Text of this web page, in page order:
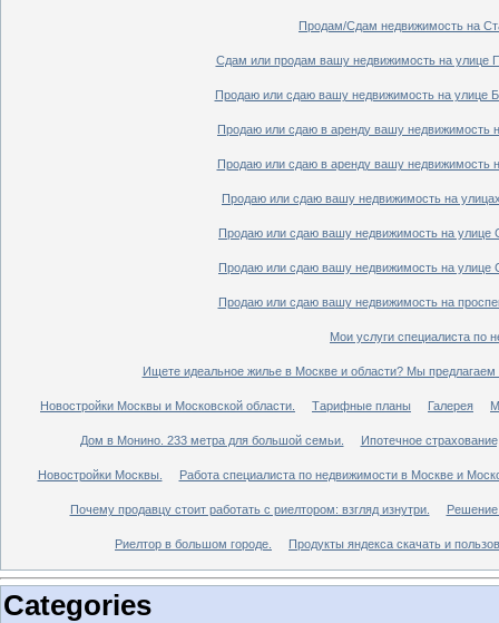
Продам/Сдам недвижимость на
Сдам или продам вашу недвижимость на улице
Продаю или сдаю вашу недвижимость на улице
Продаю или сдаю в аренду вашу недвижимость
Продаю или сдаю в аренду вашу недвижимость
Продаю или сдаю вашу недвижимость на
Продаю или сдаю вашу недвижимость на улице
Продаю или сдаю вашу недвижимость на улице
Продаю или сдаю вашу недвижимость на
Мои услуги специалиста по
Ищете идеальное жилье в Москве и области? Мы
Новостройки Москвы и Московской области. Тарифные планы Галерея
Дом в Монино. 233 метра для большой семьи. Ипотечное
Новостройки Москвы. Работа специалиста по недвижимости в Москве и
Почему продавцу стоит работать с риелтором: взгляд изнутри.
Риелтор в большом городе. Продукты яндекса скачать и
Categories